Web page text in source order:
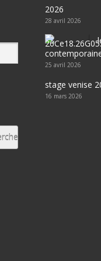
2026
28 avril 2026
25 avril 2026
stage venise
16 mars 2026